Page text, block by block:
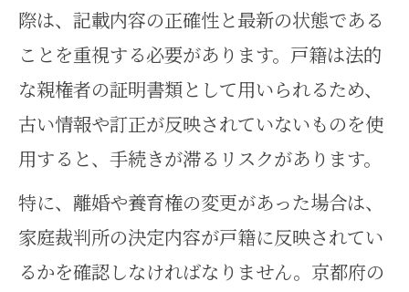
際は、記載内容の正確性と最新の状態である
ことを重視する必要があります。戸籍は法的
な親権者の証明書類として用いられるため、
古い情報や訂正が反映されていないものを使
用すると、手続きが滞るリスクがあります。
特に、離婚や養育権の変更があった場合は、
家庭裁判所の決定内容が戸籍に反映されてい
るかを確認しなければなりません。京都府の